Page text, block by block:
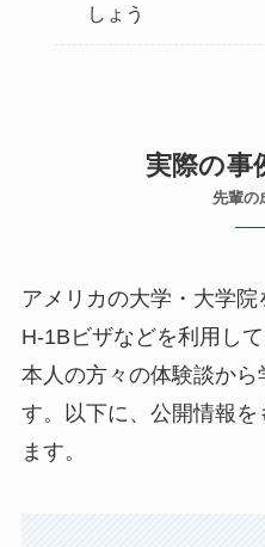
しょう
実際の事
先輩の
アメリカの大学・大学
H-1Bビザなどを利用し
本人の方々の体験談か
す。以下に、公開情報
ます。